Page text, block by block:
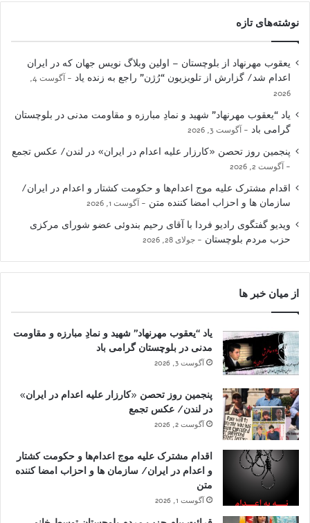
نوشته‌های تازه
یعقوب مهرنهاد از بلوچستان – اولین وبلاگ نویس جهان که در ایران
اعدام شد/ گزارش از تلویزیون “رُژن” راجع به زنده یاد
آگوست 4,
2026
یاد “یعقوب مهرنهاد” شهید و نمادِ مبارزه و مقاومت مدنی در بلوچستان
گرامی باد
آگوست 3, 2026
پنجمین روز تحصن «کارزار علیه اعدام در ایران» در لندن/ عکس تجمع
آگوست 2, 2026
اقدام مشترک علیه موج اعدام‌ها و حکومت کشتار و اعدام در ایران/
سازمان ها و احزاب امضا کننده متن
آگوست 1, 2026
ویدیو گفتگوی رادیو فردا با آقای رحیم بندوئی عضو شورای مرکزی
حزب مردم بلوچستان
جولای 28, 2026
از میان خبر ها
یاد “یعقوب مهرنهاد” شهید و نمادِ مبارزه و مقاومت
مدنی در بلوچستان گرامی باد
آگوست 3, 2026
پنجمین روز تحصن «کارزار علیه اعدام در ایران»
در لندن/ عکس تجمع
آگوست 2, 2026
اقدام مشترک علیه موج اعدام‌ها و حکومت کشتار
و اعدام در ایران/ سازمان ها و احزاب امضا کننده
متن
آگوست 1, 2026